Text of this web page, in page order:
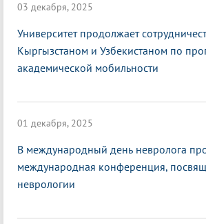
03 декабря, 2025
Университет продолжает
Кыргызстаном и Узбекистаном по
академической мобильности
01 декабря, 2025
В международный день невролога
международная конференция,
неврологии